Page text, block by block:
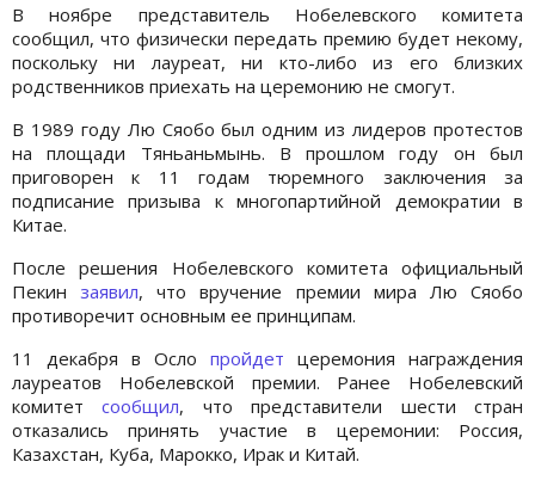
В ноябре представитель Нобелевского комитета
сообщил, что физически передать премию будет некому,
поскольку ни лауреат, ни кто-либо из его близких
родственников приехать на церемонию не смогут.
В 1989 году Лю Сяобо был одним из лидеров протестов
на площади Тяньаньмынь. В прошлом году он был
приговорен к 11 годам тюремного заключения за
подписание призыва к многопартийной демократии в
Китае.
После решения Нобелевского комитета официальный
Пекинзаявил, что вручение премии мира Лю Сяобо
противоречит основным ее принципам.
11 декабря в Осло пройдет церемония награждения
лауреатов Нобелевской премии. Ранее Нобелевский
комитетсообщил, что представители шести стран
отказались принять участие в церемонии: Россия,
Казахстан, Куба, Марокко, Ирак и Китай.